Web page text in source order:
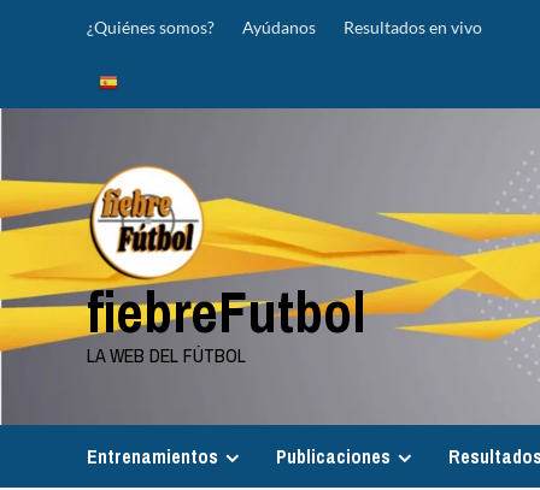
¿Quiénes somos? Ayúdanos Resultados en vivo
fiebreFutbol
LA WEB DEL FÚTBOL
Entrenamientos Publicaciones